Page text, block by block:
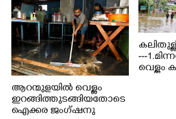
ആറന്മുളയിൽ വെള്ളം
ഇറങ്ങിത്തുടങ്ങിയതോടെ
ഐക്കര ജംഗ്ഷനു
---
വെള്ളം